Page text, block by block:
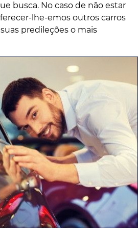
busca. No caso de não estar
lhe-emos outros carros
predileções o mais